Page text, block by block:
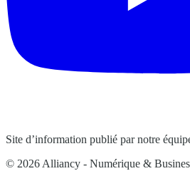
Site d’information publié par notre
© 2026 Alliancy - Numérique &